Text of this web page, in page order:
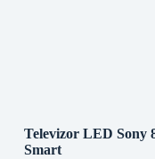
Televizor LED Sony
Smart